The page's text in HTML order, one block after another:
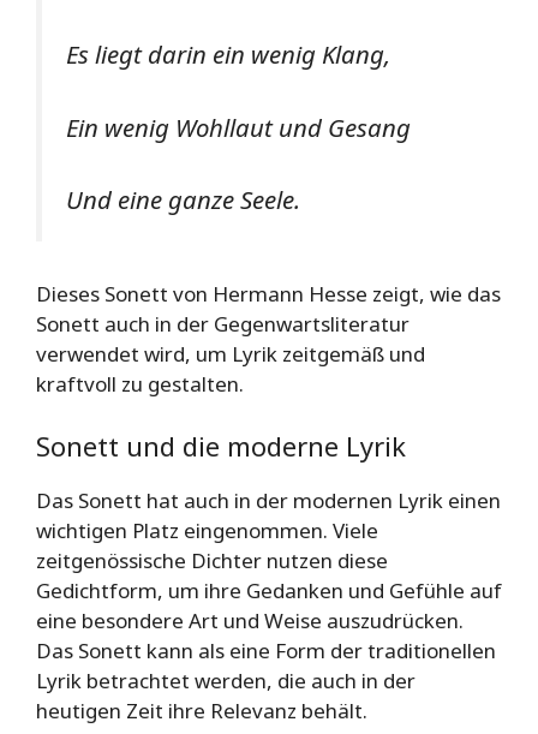
Es liegt darin ein wenig Klang,
Ein wenig Wohllaut und Gesang
Und eine ganze Seele.
Dieses Sonett von Hermann Hesse zeigt, wie das
Sonett auch in der Gegenwartsliteratur
verwendet wird, um Lyrik zeitgemäß und
kraftvoll zu gestalten.
Sonett und die moderne Lyrik
Das Sonett hat auch in der modernen Lyrik einen
wichtigen Platz eingenommen. Viele
zeitgenössische Dichter nutzen diese
Gedichtform, um ihre Gedanken und Gefühle auf
eine besondere Art und Weise auszudrücken.
Das Sonett kann als eine Form der traditionellen
Lyrik betrachtet werden, die auch in der
heutigen Zeit ihre Relevanz behält.